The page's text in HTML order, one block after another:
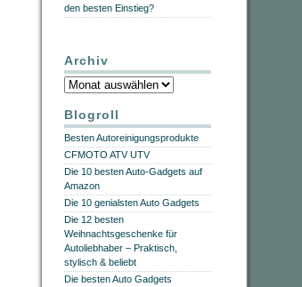
den besten Einstieg?
Archiv
Archiv
Blogroll
Besten Autoreinigungsprodukte
CFMOTO ATV UTV
Die 10 besten Auto-Gadgets auf
Amazon
Die 10 genialsten Auto Gadgets
Die 12 besten
Weihnachtsgeschenke für
Autoliebhaber – Praktisch,
stylisch & beliebt
Die besten Auto Gadgets